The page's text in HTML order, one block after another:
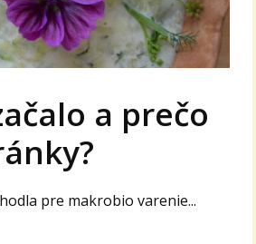
a prečo
pre makrobio varenie...